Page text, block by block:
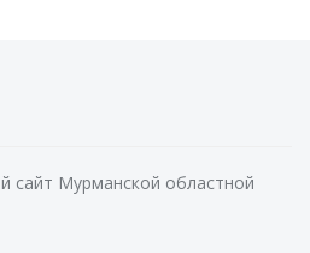
сайт Мурманской областной